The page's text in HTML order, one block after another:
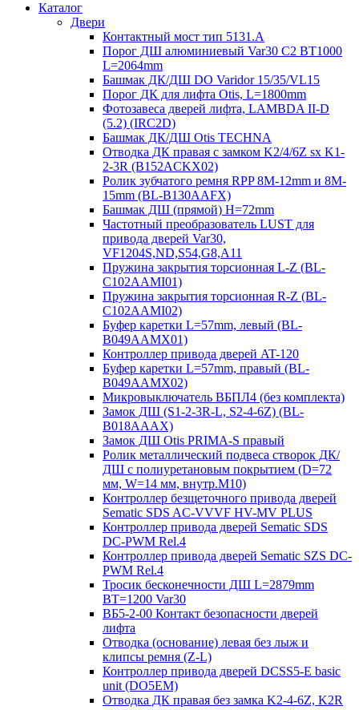
Каталог
Двери
Контактный мост тип 5131.A
Порог ДШ алюминиевый Var30 C2 BT1000
L=2064mm
Башмак ДК/ДШ DO Varidor 15/35/VL15
Порог ДК для лифта Otis, L=1800mm
Фотозавеса дверей лифта, LAMBDA II-D
(5.2) (IRC2D)
Башмак ДК/ДШ Otis TECHNA
Отводка ДК правая с замком K2/4/6Z sx K1-
2-3R (B152ACKX02)
Ролик зубчатого ремня RPP 8M-12mm и 8M-
15mm (BL-B130AAFX)
Башмак ДШ (прямой) H=72mm
Частотный преобразователь LUST для
привода дверей Var30,
VF1204S,ND,S54,G8,A11
Пружина закрытия торсионная L-Z (BL-
C102AAMI01)
Пружина закрытия торсионная R-Z (BL-
C102AAMI02)
Буфер каретки L=57mm, левый (BL-
B049AAMX01)
Контроллер привода дверей AT-120
Буфер каретки L=57mm, правый (BL-
B049AAMX02)
Микровыключатель ВБПЛ4 (без комплекта)
Замок ДШ (S1-2-3R-L, S2-4-6Z) (BL-
B018AAAX)
Замок ДШ Otis PRIMA-S правый
Ролик металлический подвеса створок ДК/
ДШ с полиуретановым покрытием (D=72
мм, W=14 мм, внутр.М10)
Контроллер безщеточного привода дверей
Sematiс SDS AC-VVVF HV-MV PLUS
Контроллер привода дверей Sematic SDS
DC-PWM Rel.4
Контроллер привода дверей Sematic SZS DC-
PWM Rel.4
Тросик бесконечности ДШ L=2879mm
BT=1200 Var30
ВБ5-2-00 Контакт безопасности дверей
лифта
Отводка (основание) левая без лыж и
клипсы ремня (Z-L)
Контроллер привода дверей DCSS5-E basic
unit (DO5EM)
Отводка ДК правая без замка K2-4-6Z, K2R